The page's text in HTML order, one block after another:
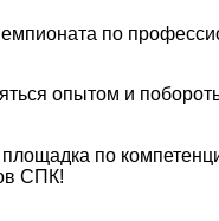
по
опытом и
по
СПК!